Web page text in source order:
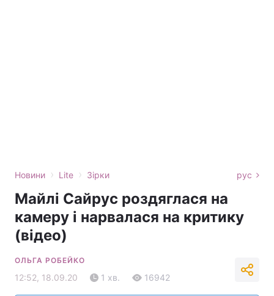
Новини › Lite › Зірки рус
Майлі Сайрус роздяглася на
камеру і нарвалася на критику
(відео)
ОЛЬГА РОБЕЙКО
12:52, 18.09.20 1 хв. 16942